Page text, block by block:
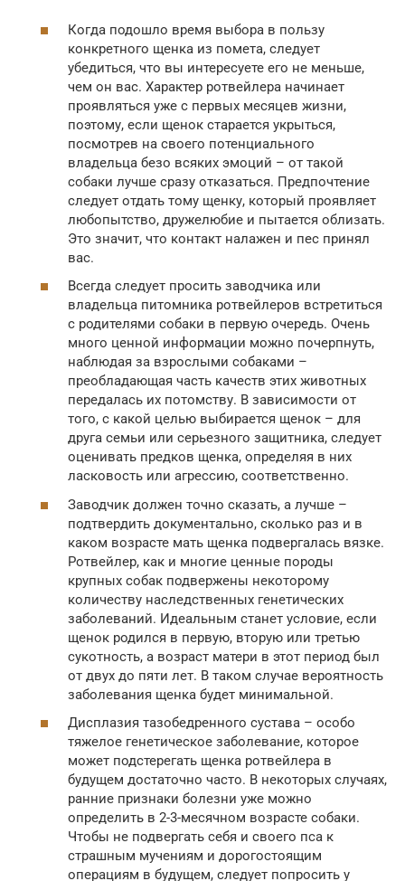
Когда подошло время выбора в пользу
конкретного щенка из помета, следует
убедиться, что вы интересуете его не меньше,
чем он вас. Характер ротвейлера начинает
проявляться уже с первых месяцев жизни,
поэтому, если щенок старается укрыться,
посмотрев на своего потенциального
владельца безо всяких эмоций – от такой
собаки лучше сразу отказаться. Предпочтение
следует отдать тому щенку, который проявляет
любопытство, дружелюбие и пытается облизать.
Это значит, что контакт налажен и пес принял
вас.
Всегда следует просить заводчика или
владельца питомника ротвейлеров встретиться
с родителями собаки в первую очередь. Очень
много ценной информации можно почерпнуть,
наблюдая за взрослыми собаками –
преобладающая часть качеств этих животных
передалась их потомству. В зависимости от
того, с какой целью выбирается щенок – для
друга семьи или серьезного защитника, следует
оценивать предков щенка, определяя в них
ласковость или агрессию, соответственно.
Заводчик должен точно сказать, а лучше –
подтвердить документально, сколько раз и в
каком возрасте мать щенка подвергалась вязке.
Ротвейлер, как и многие ценные породы
крупных собак подвержены некоторому
количеству наследственных генетических
заболеваний. Идеальным станет условие, если
щенок родился в первую, вторую или третью
сукотность, а возраст матери в этот период был
от двух до пяти лет. В таком случае вероятность
заболевания щенка будет минимальной.
Дисплазия тазобедренного сустава – особо
тяжелое генетическое заболевание, которое
может подстерегать щенка ротвейлера в
будущем достаточно часто. В некоторых случаях,
ранние признаки болезни уже можно
определить в 2-3-месячном возрасте собаки.
Чтобы не подвергать себя и своего пса к
страшным мучениям и дорогостоящим
операциям в будущем, следует попросить у